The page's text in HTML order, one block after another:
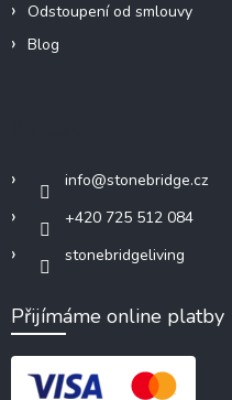
Odstoupení od smlouvy
Blog
info@stonebridge.cz
+420 725 512 084
stonebridgeliving
Přijímáme online platby